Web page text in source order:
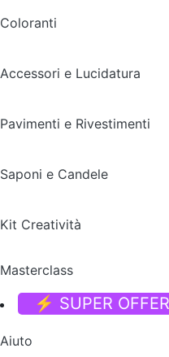
Coloranti
Accessori e Lucidatura
Pavimenti e Rivestimenti
Saponi e Candele
Kit Creatività
Masterclass
⚡ SUPER
Aiuto